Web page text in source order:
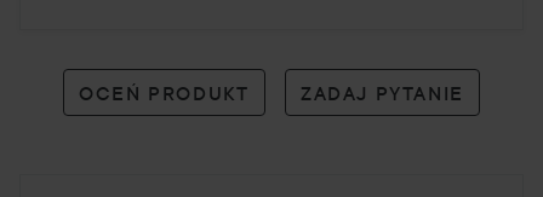
OCEŃ PRODUKT ZADAJ PYTANIE